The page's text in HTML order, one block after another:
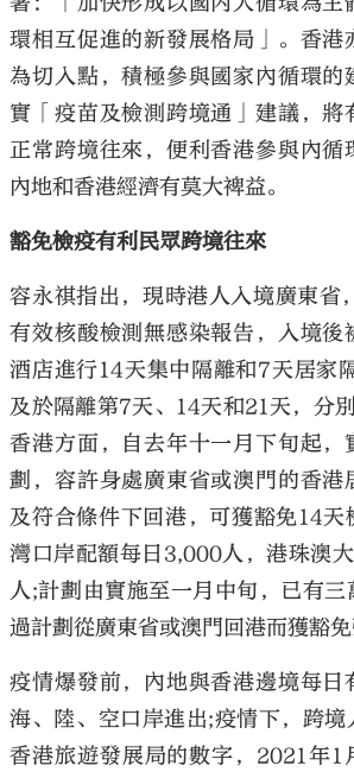
環相互促進的新發展格局」。香港
為切入點，積極參與國家內循環的
實「疫苗及檢測跨境通」建議，將
正常跨境往來，便利香港參與內循
內地和香港經濟有莫大裨益。
豁免檢疫有利民眾跨境往來
容永祺指出，現時港人入境廣東省
有效核酸檢測無感染報告，入境後
酒店進行14天集中隔離和7天居家
及於隔離第7天、14天和21天，分
香港方面，自去年十一月下旬起，
劃，容許身處廣東省或澳門的香港
及符合條件下回港，可獲豁免14天
灣口岸配額每日3,000人，港珠澳
人;計劃由實施至一月中旬，已有
過計劃從廣東省或澳門回港而獲豁免
疫情爆發前，內地與香港邊境每日
海、陸、空口岸進出;疫情下，跨
香港旅遊發展局的數字，2021年1